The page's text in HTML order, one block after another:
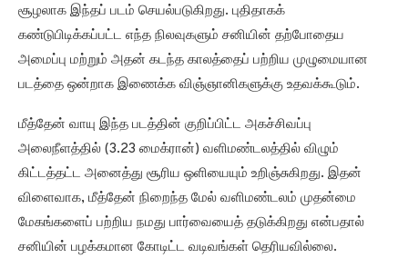
சூழலாக இந்தப் படம் செயல்படுகிறது. புதிதாகக்
கண்டுபிடிக்கப்பட்ட எந்த நிலவுகளும் சனியின் தற்போதைய
அமைப்பு மற்றும் அதன் கடந்த காலத்தைப் பற்றிய முழுமையான
படத்தை ஒன்றாக இணைக்க விஞ்ஞானிகளுக்கு உதவக்கூடும்.
மீத்தேன் வாயு இந்த படத்தின் குறிப்பிட்ட அகச்சிவப்பு
அலைநீளத்தில் (3.23 மைக்ரான்) வளிமண்டலத்தில் விழும்
கிட்டத்தட்ட அனைத்து சூரிய ஒளியையும் உறிஞ்சுகிறது. இதன்
விளைவாக, மீத்தேன் நிறைந்த மேல் வளிமண்டலம் முதன்மை
மேகங்களைப் பற்றிய நமது பார்வையைத் தடுக்கிறது என்பதால்
சனியின் பழக்கமான கோடிட்ட வடிவங்கள் தெரியவில்லை.